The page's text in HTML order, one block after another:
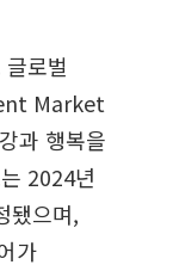
로벌
Market
과 행복을
2024년
됐으며,
가